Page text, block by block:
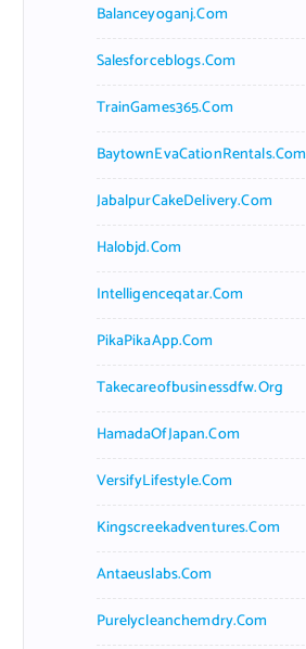
Balanceyoganj.com
Salesforceblogs.com
TrainGames365.com
BaytownEvaCationRentals.com
JabalpurCakeDelivery.com
Halobjd.com
Intelligenceqatar.com
PikaPikaApp.com
Takecareofbusinessdfw.org
HamadaOfJapan.com
VersifyLifestyle.com
Kingscreekadventures.com
Antaeuslabs.com
Purelycleanchemdry.com